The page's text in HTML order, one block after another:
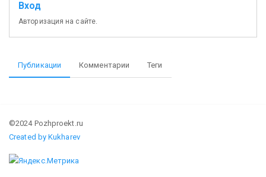
Вход
Авторизация на сайте.
Публикации Комментарии Теги
©2024 Pozhproekt.ru
Created by Kukharev